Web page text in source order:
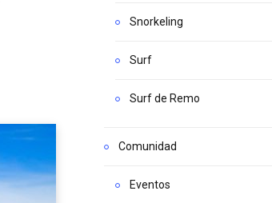
Snorkeling
Surf
Surf de Remo
Comunidad
Eventos